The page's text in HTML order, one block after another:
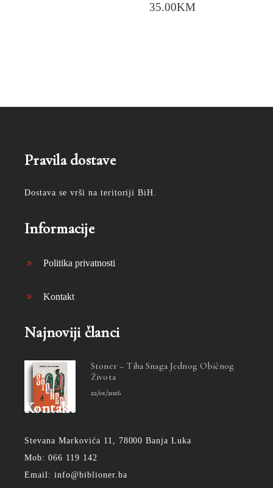
35.00KM
Pravila dostave
Dostava se vrši na teritoriji BiH.
Informacije
Politika privatnosti
Kontakt
Najnoviji članci
Stoner – Tiha Snaga Jednog Običnog
Života
22/01/2026
Kontakt
Stevana Markovića 11, 78000 Banja Luka
Mob: 066 119 142
Email: info@biblioner.ba